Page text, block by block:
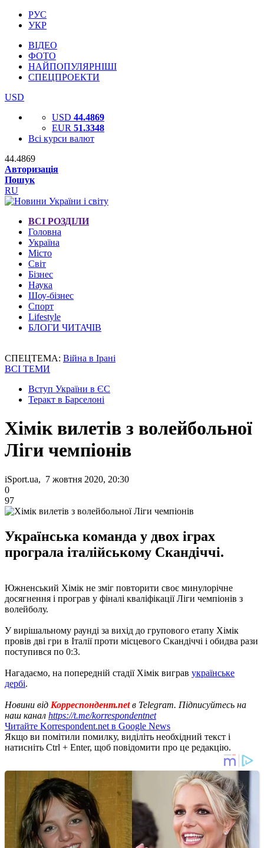
РУС
УКР
ВІДЕО
ФОТО
НАЙПОПУЛЯРНІШІ
СПЕЦПРОЕКТИ
USD
USD 44.4869
EUR 51.3348
Всі курси валют
44.4869
Авторизація
Пошук
RU
ВСІ РОЗДІЛИ
Головна
Україна
Місто
Світ
Бізнес
Наука
Шоу-бізнес
Спорт
Lifestyle
БЛОГИ ЧИТАЧІВ
СПЕЦТЕМА: Війна в Ірані
ВСІ ТЕМИ
Вступ України в ЄС
Теракт в Барселоні
Хімік вилетів з волейбольної
Ліги чемпіонів
iSport.ua, 7 жовтня 2020, 20:30
0
97
Українська команда у двох іграх
програла італійському Скандіччі.
Южненський Хімік не зміг повторити своє минулорічне
досягнення і програв у фіналі кваліфікації Ліги чемпіонів з
волейболу.
У вирішальному раунді за вихід до групового етапу Хімік
провів дві гри в Італії проти місцевого Скандіччі і обидва рази
поступився по 0:3.
Нагадаємо, на попередній стадії Хімік виграв українське
дербі.
Новини від Корреспондент.netв Telegram. Підписуйтесь на
наш канал https://t.me/korrespondentnet
Читайте Korrespondent.net в Google News
Якщо ви помітили помилку, виділіть необхідний текст і
натисніть Ctrl + Enter, щоб повідомити про це редакцію.